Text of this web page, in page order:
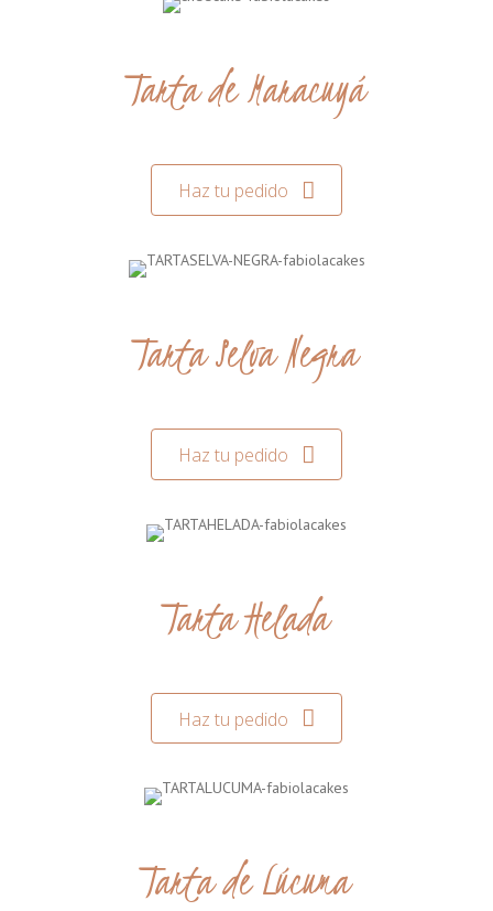
Tarta de Maracuyá
Haz tu pedido
Tarta Selva Negra
Haz tu pedido
Tarta Helada
Haz tu pedido
Tarta de Lúcuma